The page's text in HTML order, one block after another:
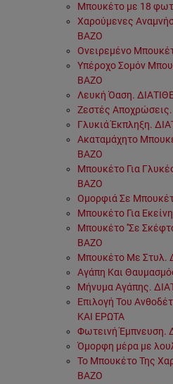
Μπουκέτο με 18
Χαρούμενες
ΒΑΖΟ
Ονειρεμένο
Υπέροχο Σομόν
ΒΑΖΟ
Λευκή Όαση.
Ζεστές
Γλυκιά Έκπληξη.
Ακαταμάχητο
ΒΑΖΟ
Μπουκέτο Για
ΒΑΖΟ
Ομορφιά Σε
Μπουκέτο Για
Μπουκέτο ''Σε
ΒΑΖΟ
Μπουκέτο Με Στυλ.
Αγάπη Και
Μήνυμα Αγάπης.
Επιλογή Του
ΚΑΙ ΕΡΩΤΑ
Φωτεινή Έμπνευση.
Όμορφη μέρα με
Το Μπουκέτο Της
ΒΑΖΟ